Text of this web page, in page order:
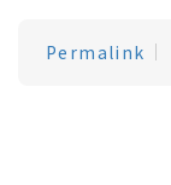
Permalink